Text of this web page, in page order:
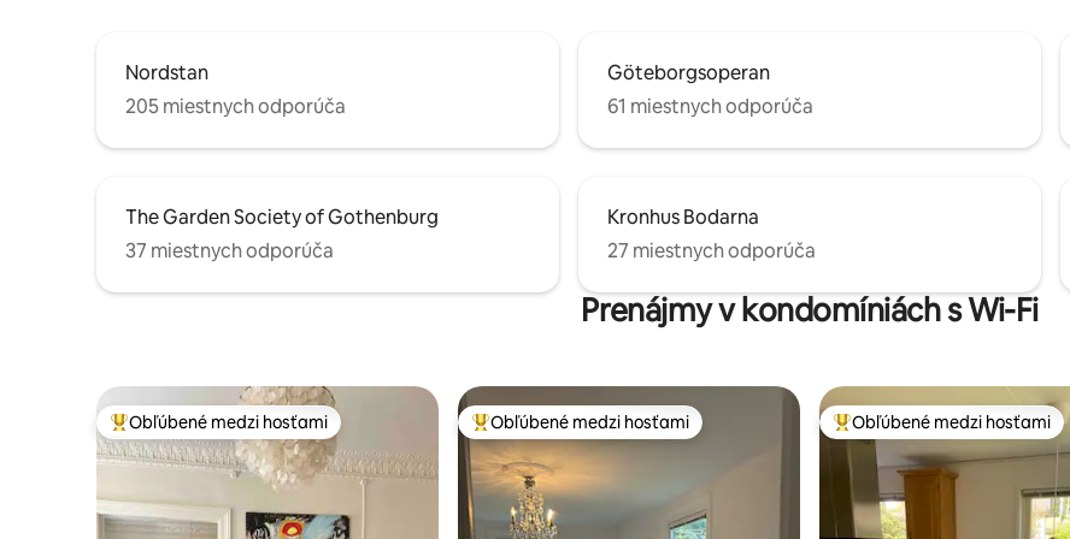
Nordstan
205 miestnych odporúča
Göteborgsoperan
61 miestnych odporúča
The Garden Society of Gothenburg
37 miestnych odporúča
Kronhus Bodarna
27 miestnych odporúča
Prenájmy v kondomíniách s Wi-Fi
Najobľúbenejšie medzi hosťami
Obľúbené medzi hosťami Najobľúbenejšie medzi hosťami
Obľúbené medzi hosťami Najobľúbenejšie medzi hosťami
Obľúbené medzi hosťami